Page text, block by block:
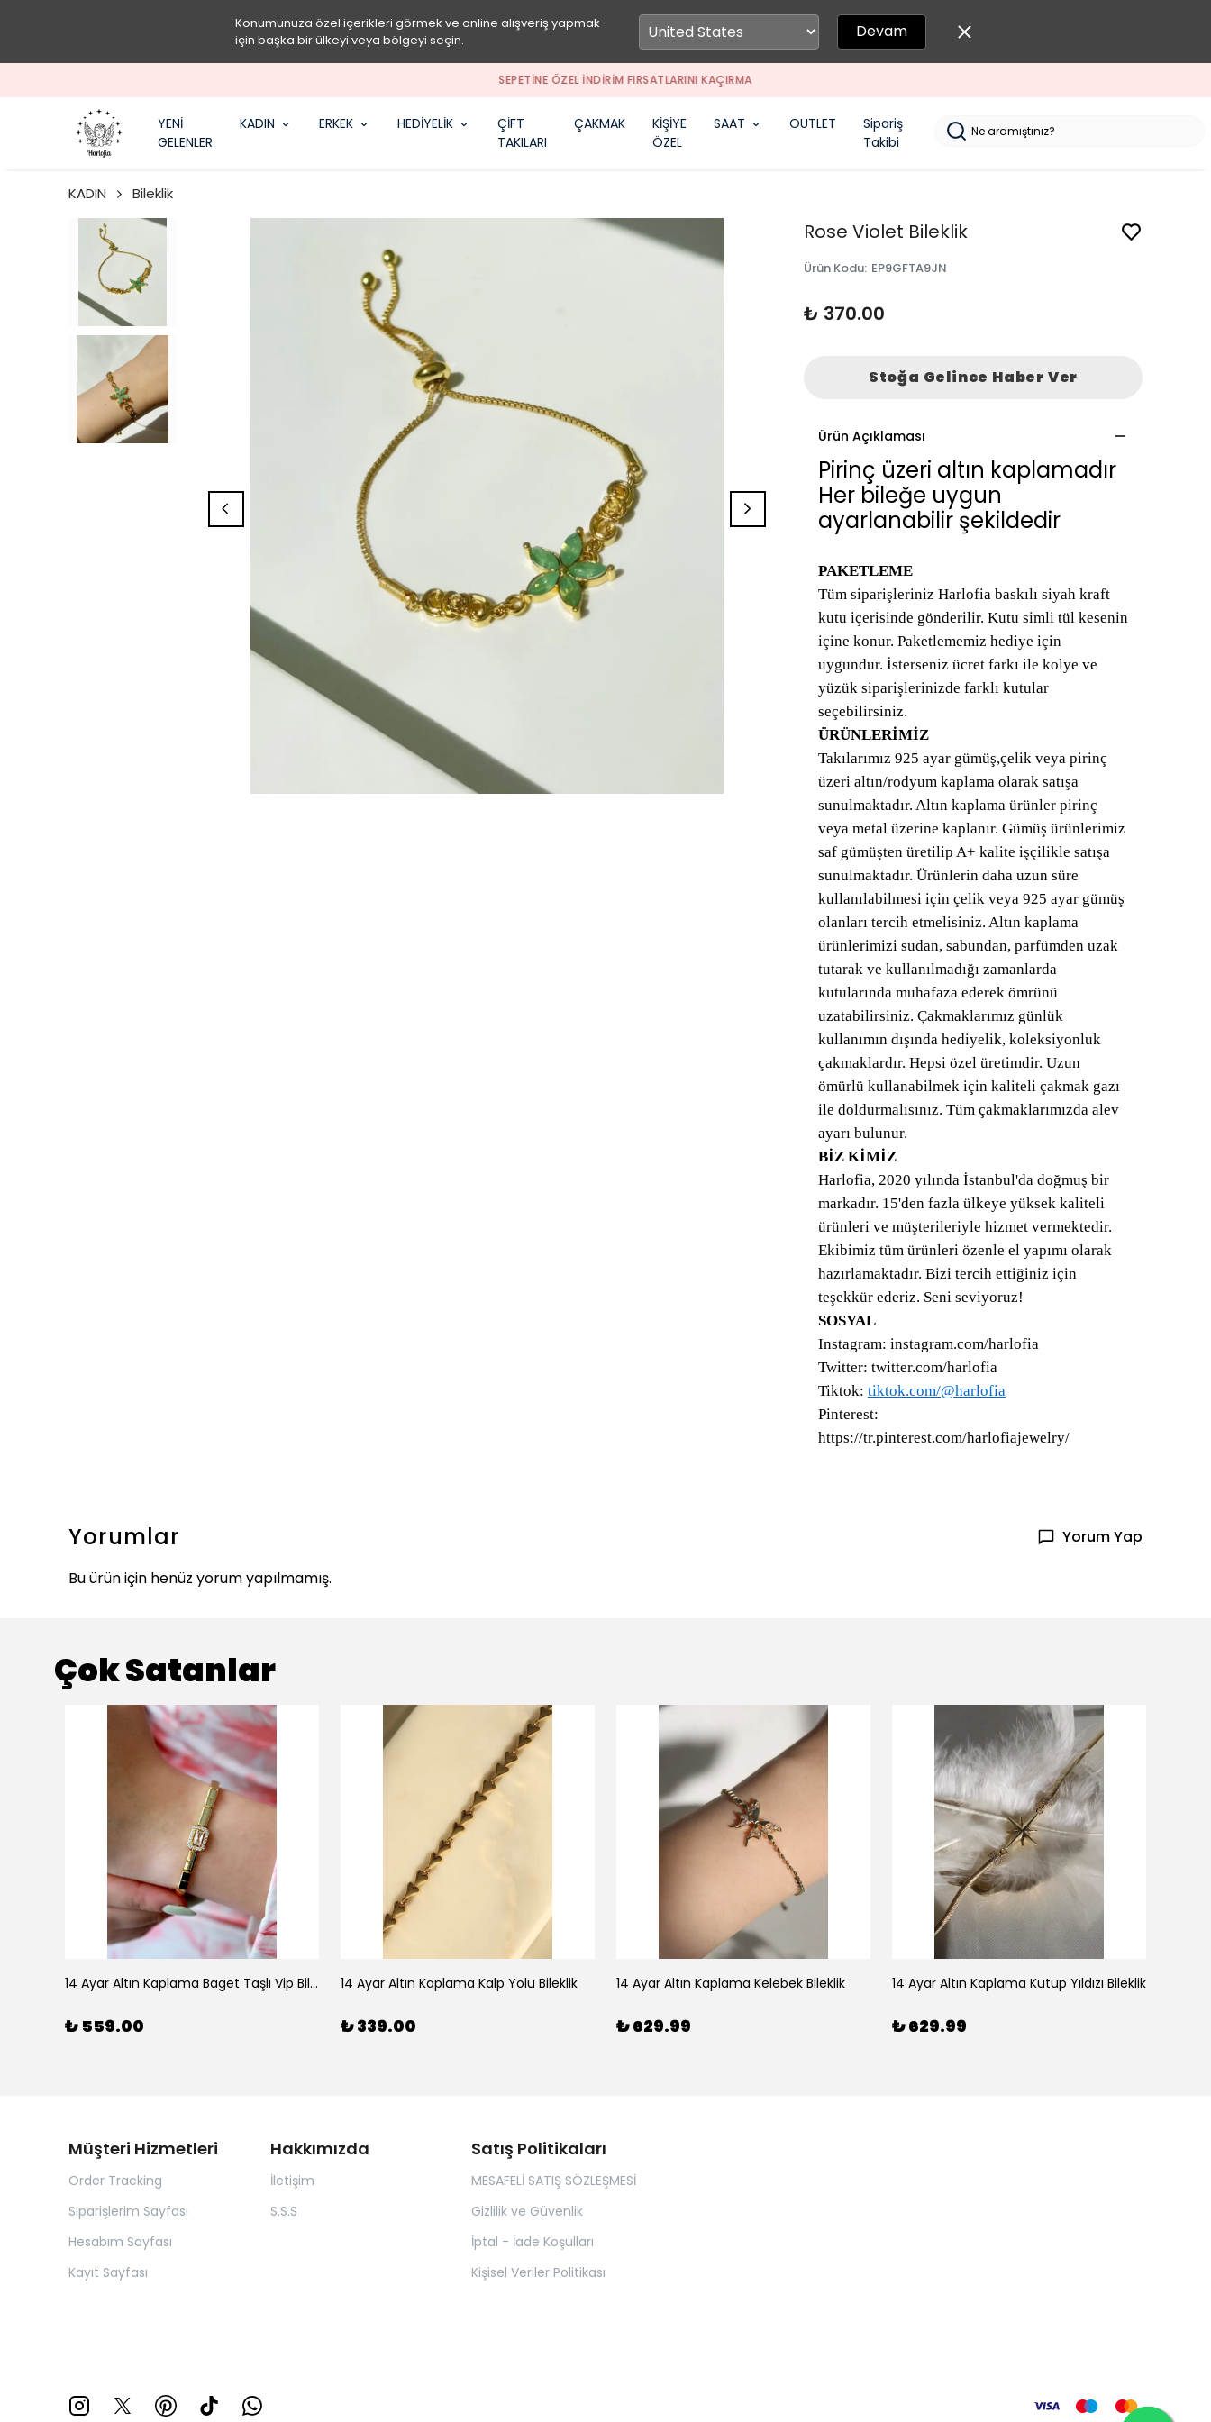
Konumunuza özel içerikleri görmek ve online alışveriş yapmak
için başka bir ülkeyi veya bölgeyi seçin.
Devam
SEPETİNE ÖZEL İNDİRİM FIRSATLARINI KAÇIRMA
YENİ
GELENLER
KADIN ERKEK HEDİYELİK
ÇİFT
TAKILARI
ÇAKMAK
KİŞİYE
ÖZEL
SAAT OUTLET
Sipariş
Takibi
KADIN Bileklik
Rose Violet Bileklik
Ürün Kodu: EP9GFTA9JN
₺ 370.00
Stoğa Gelince Haber Ver
Ürün Açıklaması
Pirinç üzeri altın kaplamadır
Her bileğe uygun
ayarlanabilir şekildedir
PAKETLEME
Tüm siparişleriniz Harlofia baskılı siyah kraft
kutu içerisinde gönderilir. Kutu simli tül kesenin
içine konur. Paketlememiz hediye için
uygundur. İsterseniz ücret farkı ile kolye ve
yüzük siparişlerinizde farklı kutular
seçebilirsiniz.
ÜRÜNLERİMİZ
Takılarımız 925 ayar gümüş,çelik veya pirinç
üzeri altın/rodyum kaplama olarak satışa
sunulmaktadır. Altın kaplama ürünler pirinç
veya metal üzerine kaplanır. Gümüş ürünlerimiz
saf gümüşten üretilip A+ kalite işçilikle satışa
sunulmaktadır. Ürünlerin daha uzun süre
kullanılabilmesi için çelik veya 925 ayar gümüş
olanları tercih etmelisiniz. Altın kaplama
ürünlerimizi sudan, sabundan, parfümden uzak
tutarak ve kullanılmadığı zamanlarda
kutularında muhafaza ederek ömrünü
uzatabilirsiniz. Çakmaklarımız günlük
kullanımın dışında hediyelik, koleksiyonluk
çakmaklardır. Hepsi özel üretimdir. Uzun
ömürlü kullanabilmek için kaliteli çakmak gazı
ile doldurmalısınız. Tüm çakmaklarımızda alev
ayarı bulunur.
BİZ KİMİZ
Harlofia, 2020 yılında İstanbul'da doğmuş bir
markadır. 15'den fazla ülkeye yüksek kaliteli
ürünleri ve müşterileriyle hizmet vermektedir.
Ekibimiz tüm ürünleri özenle el yapımı olarak
hazırlamaktadır. Bizi tercih ettiğiniz için
teşekkür ederiz. Seni seviyoruz!
SOSYAL
Instagram: instagram.com/harlofia
Twitter: twitter.com/harlofia
Tiktok: tiktok.com/@harlofia
Pinterest:
https://tr.pinterest.com/harlofiajewelry/
Yorumlar
Yorum Yap
Bu ürün için henüz yorum yapılmamış.
Çok Satanlar
14 Ayar Altın Kaplama Baget Taşlı Vip Bileklik
₺ 559.00
14 Ayar Altın Kaplama Kalp Yolu Bileklik
₺ 339.00
14 Ayar Altın Kaplama Kelebek Bileklik
₺ 629.99
14 Ayar Altın Kaplama Kutup Yıldızı Bileklik
₺ 629.99
Müşteri Hizmetleri
Order Tracking
Siparişlerim Sayfası
Hesabım Sayfası
Kayıt Sayfası
Hakkımızda
İletişim
S.S.S
Satış Politikaları
MESAFELİ SATIŞ SÖZLEŞMESİ
Gizlilik ve Güvenlik
İptal - İade Koşulları
Kişisel Veriler Politikası